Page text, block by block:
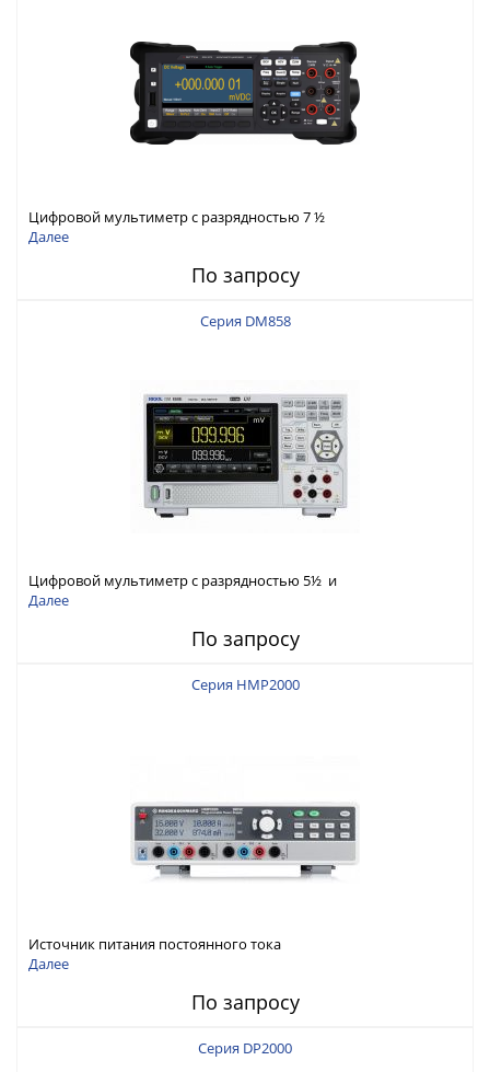
Цифровой мультиметр с разрядностью 7 ½
Далее
По запросу
Серия DM858
Цифровой мультиметр с разрядностью 5½ и
интерфейсами USB-device, USB-host, LAN и Web control
Далее
По запросу
Серия HMP2000
Источник питания постоянного тока
Далее
По запросу
Серия DP2000